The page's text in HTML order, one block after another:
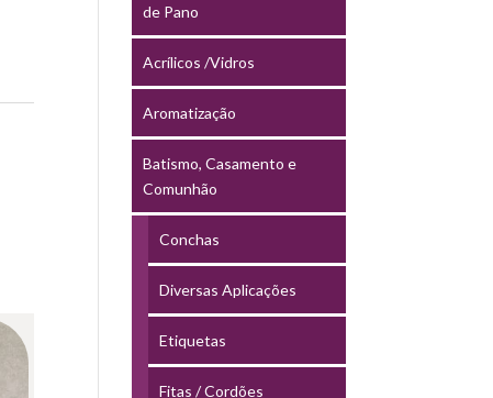
de Pano
Acrílicos /Vidros
Aromatização
Batismo, Casamento e
Comunhão
Conchas
Diversas Aplicações
Etiquetas
Fitas / Cordões